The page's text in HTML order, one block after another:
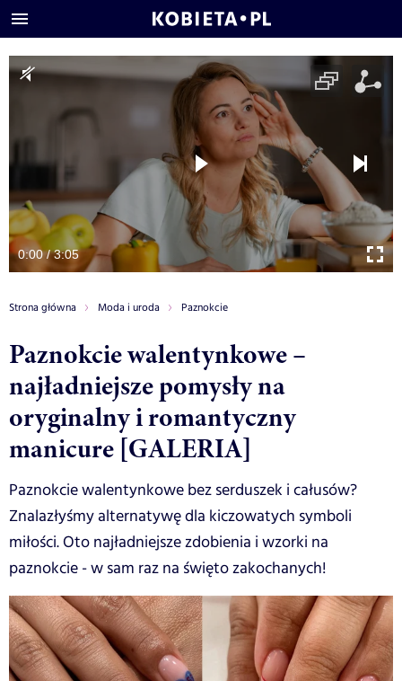
0:00 / 3:05
Strona główna Moda i uroda Paznokcie
Paznokcie walentynkowe –
najładniejsze pomysły na
oryginalny i romantyczny
manicure [GALERIA]
Paznokcie walentynkowe bez serduszek i całusów?
Znalazłyśmy alternatywę dla kiczowatych symboli
miłości. Oto najładniejsze zdobienia i wzorki na
paznokcie - w sam raz na święto zakochanych!